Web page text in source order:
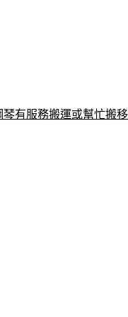
琴有服務搬運或幫忙搬移